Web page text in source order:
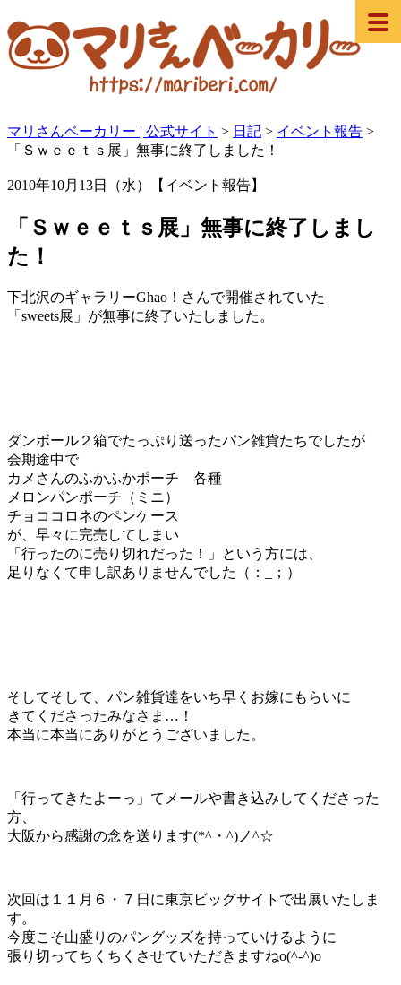
マリさんベーカリー | 公式サイト > 日記 > イベント報告 >
「Ｓｗｅｅｔｓ展」無事に終了しました！
2010年10月13日（水）【イベント報告】
「Ｓｗｅｅｔｓ展」無事に終了しまし
た！
下北沢のギャラリーGhao！さんで開催されていた
「sweets展」が無事に終了いたしました。
ダンボール２箱でたっぷり送ったパン雑貨たちでしたが
会期途中で
カメさんのふかふかポーチ 各種
メロンパンポーチ（ミニ）
チョココロネのペンケース
が、早々に完売してしまい
「行ったのに売り切れだった！」という方には、
足りなくて申し訳ありませんでした（：_；）
そしてそして、パン雑貨達をいち早くお嫁にもらいに
きてくださったみなさま…！
本当に本当にありがとうございました。
「行ってきたよーっ」てメールや書き込みしてくださった
方、
大阪から感謝の念を送ります(*^・^)ノ^☆
次回は１１月６・７日に東京ビッグサイトで出展いたしま
す。
今度こそ山盛りのパングッズを持っていけるように
張り切ってちくちくさせていただきますねo(^-^)o